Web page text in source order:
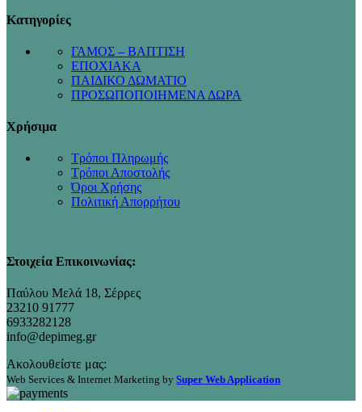
Κατηγορίες
ΓΑΜΟΣ – ΒΑΠΤΙΣΗ
ΕΠΟΧΙΑΚΑ
ΠΑΙΔΙΚΟ ΔΩΜΑΤΙΟ
ΠΡΟΣΩΠΟΠΟΙΗΜΕΝΑ ΔΩΡΑ
Χρήσιμα
Τρόποι Πληρωμής
Τρόποι Αποστολής
Όροι Χρήσης
Πολιτική Απορρήτου
Στοιχεία Επικοινωνίας:
Παύλου Μελά 18, Σέρρες
23210 91777
6933282128
info@depimeg.gr
Ακολουθείστε μας:
Web Services & Internet Marketing by Super Web Application